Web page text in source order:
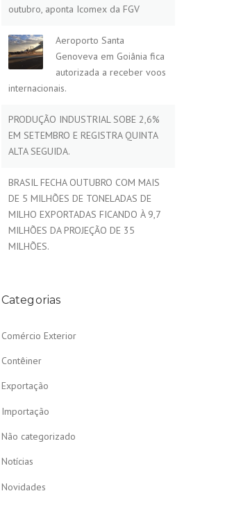
outubro, aponta Icomex da FGV
Aeroporto Santa
Genoveva em Goiânia fica
autorizada a receber voos
internacionais.
PRODUÇÃO INDUSTRIAL SOBE 2,6%
EM SETEMBRO E REGISTRA QUINTA
ALTA SEGUIDA.
BRASIL FECHA OUTUBRO COM MAIS
DE 5 MILHÕES DE TONELADAS DE
MILHO EXPORTADAS FICANDO À 9,7
MILHÕES DA PROJEÇÃO DE 35
MILHÕES.
Categorias
Comércio Exterior
Contêiner
Exportação
Importação
Não categorizado
Notícias
Novidades